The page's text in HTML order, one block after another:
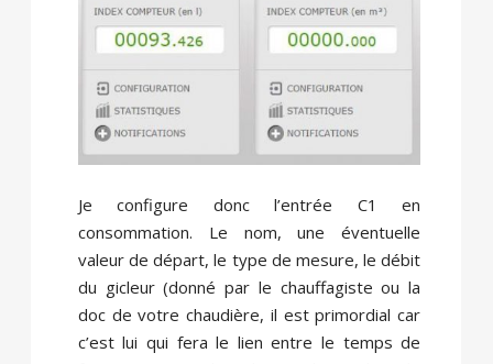
Je configure donc l’entrée C1 en
consommation. Le nom, une éventuelle
valeur de départ, le type de mesure, le débit
du gicleur (donné par le chauffagiste ou la
doc de votre chaudière, il est primordial car
c’est lui qui fera le lien entre le temps de